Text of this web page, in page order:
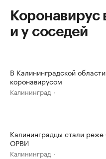
Коронавирус
и у соседей
В Калининградской
коронавирусом
Калининград
Калининградцы стали
ОРВИ
Калининград